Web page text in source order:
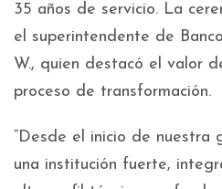
35 años de servicio. La
el superintendente de
W., quien destacó el valor
proceso de transformación.
“Desde el inicio de nuestra
una institución fuerte,